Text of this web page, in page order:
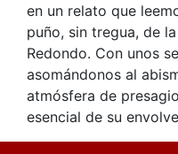
en un relato que
puño, sin tregua, de
Redondo. Con unos
asomándonos al
atmósfera de
esencial de su